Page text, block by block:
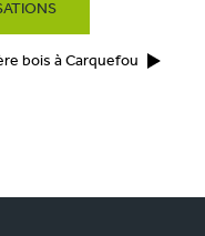
bois à Carquefou